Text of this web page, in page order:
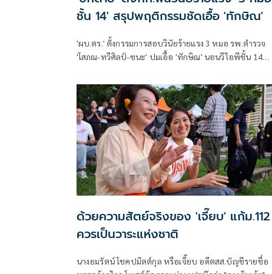
ชั้น 14' สรุปพฤติกรรมชัดเอื้อ 'ทักษิณ'
'ผบ.ตร.' ตั้งกรรมการสอบวินัยร้ายแรง 3 หมอ รพ.ตำรวจ
'โสภณ-ทวีศิลป์-ชนะ' ปมเอื้อ 'ทักษิณ' นอนวีไอพีชั้น 14
ด้วยความสัตย์จริงของ 'เจี๊ยบ' แก้ม.112
ควรเป็นวาระแห่งชาติ
นางอมรัตน์ โชคปมิตต์กุล หรือเจี๊ยบ อดีตสส.บัญชีรายชื่อ